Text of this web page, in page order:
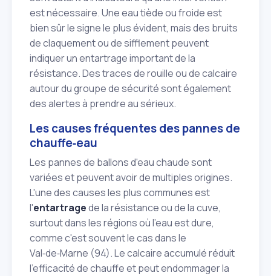
est nécessaire. Une eau tiède ou froide est
bien sûr le signe le plus évident, mais des bruits
de claquement ou de sifflement peuvent
indiquer un entartrage important de la
résistance. Des traces de rouille ou de calcaire
autour du groupe de sécurité sont également
des alertes à prendre au sérieux.
Les causes fréquentes des pannes de
chauffe‑eau
Les pannes de ballons d'eau chaude sont
variées et peuvent avoir de multiples origines.
L'une des causes les plus communes est
l'entartragede la résistance ou de la cuve,
surtout dans les régions où l'eau est dure,
comme c'est souvent le cas dans le
Val‑de‑Marne (94). Le calcaire accumulé réduit
l'efficacité de chauffe et peut endommager la